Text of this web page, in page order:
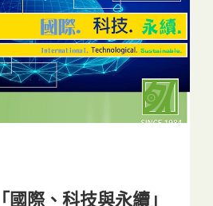
際、科技與永續」